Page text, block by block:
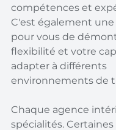
compétences et
C'est également
pour vous de
flexibilité et votre
adapter à différents
environnements de
Chaque agence
spécialités. Certaines